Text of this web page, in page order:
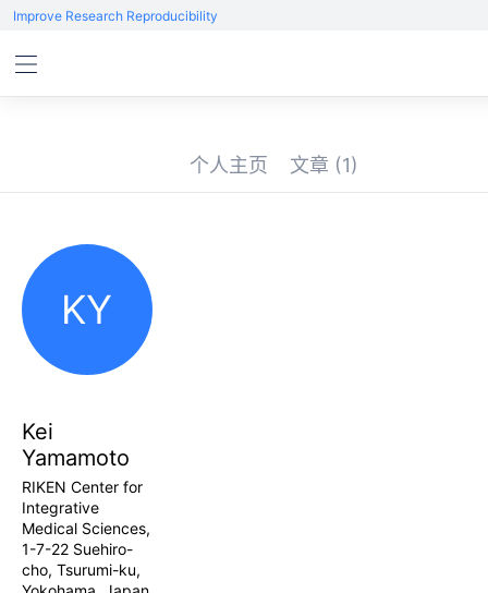
Improve Research Reproducibility
个人主页 文章 (1)
KY
Kei
Yamamoto
RIKEN Center for
Integrative
Medical Sciences,
1-7-22 Suehiro-
cho, Tsurumi-ku,